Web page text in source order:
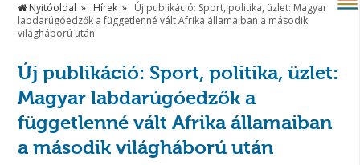
Nyitóoldal Hírek
Új publikáció: Sport, politika, üzlet: Magyar
labdarúgóedzők a függetlenné vált Afrika államaiban a második
világháború után
Új publikáció: Sport, politika, üzlet:
Magyar labdarúgóedzők a
függetlenné vált Afrika államaiban
a második világháború után